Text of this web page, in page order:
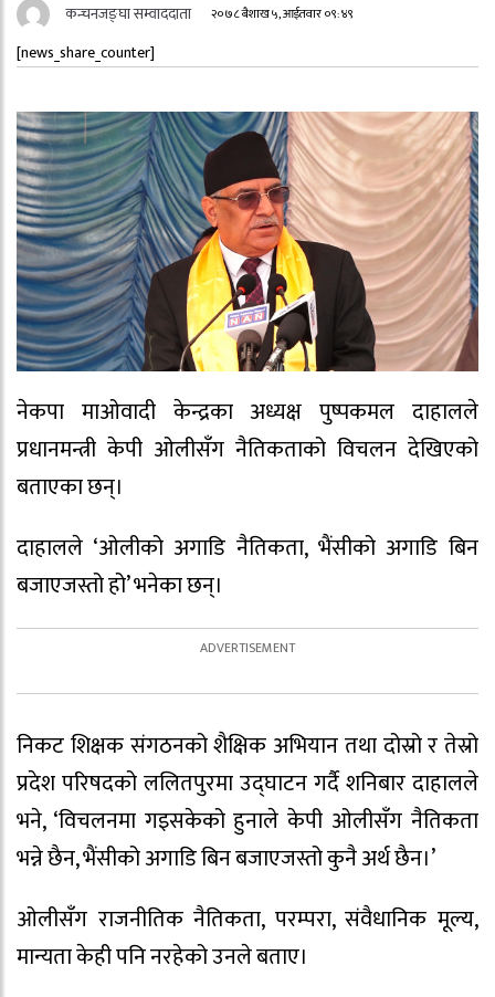
कन्चनजङ्घा सम्वाददाता २०७८ बैशाख ५, आईतवार ०९:४९
[news_share_counter]
नेकपा माओवादी केन्द्रका अध्यक्ष पुष्पकमल दाहालले
प्रधानमन्त्री केपी ओलीसँग नैतिकताको विचलन देखिएको
बताएका छन्।
दाहालले ‘ओलीको अगाडि नैतिकता, भैंसीको अगाडि बिन
बजाएजस्तो हो’ भनेका छन्।
निकट शिक्षक संगठनको शैक्षिक अभियान तथा दोस्रो र तेस्रो
प्रदेश परिषदको ललितपुरमा उद्घाटन गर्दै शनिबार दाहालले
भने, ‘विचलनमा गइसकेको हुनाले केपी ओलीसँग नैतिकता
भन्ने छैन, भैंसीको अगाडि बिन बजाएजस्तो कुनै अर्थ छैन।’
ओलीसँग राजनीतिक नैतिकता, परम्परा, संवैधानिक मूल्य,
मान्यता केही पनि नरहेको उनले बताए।